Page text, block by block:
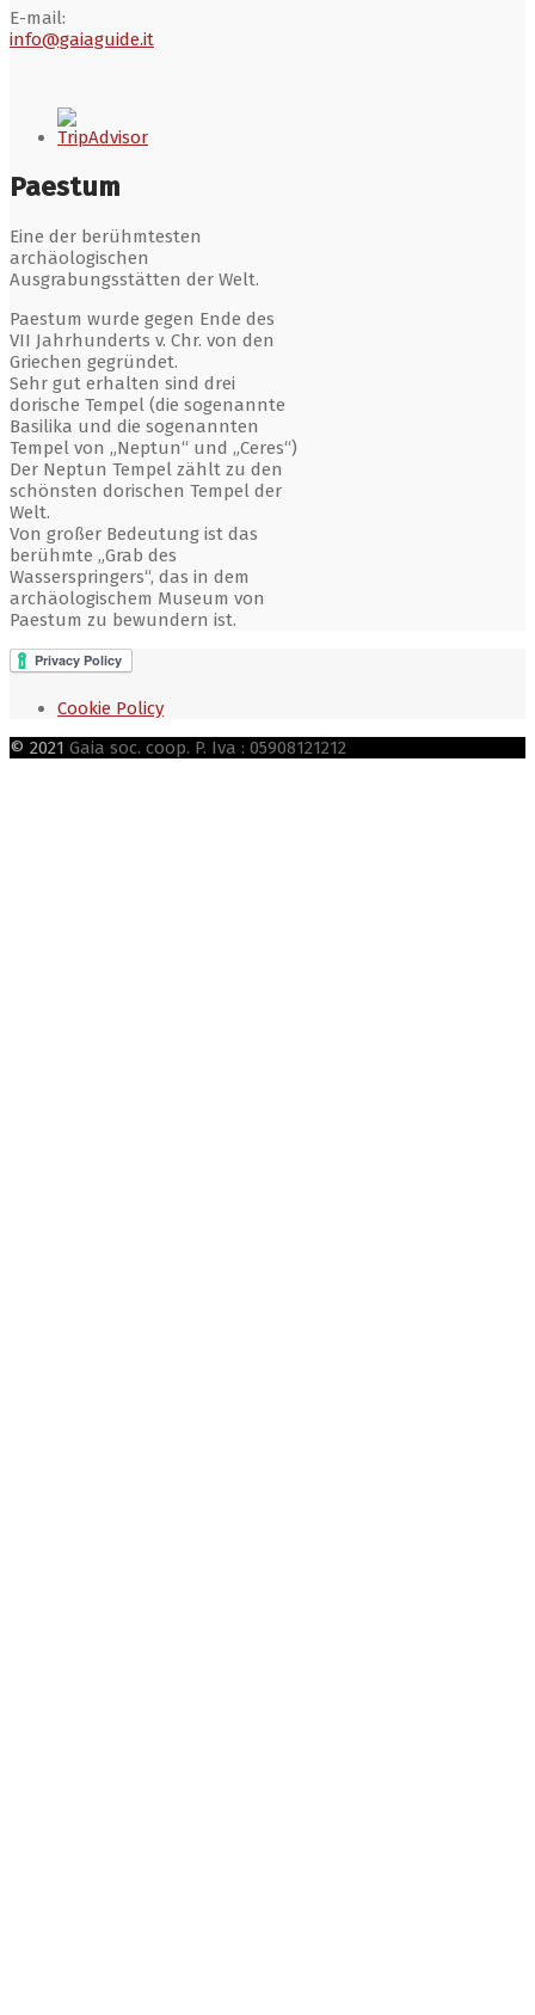
E-mail:
info@gaiaguide.it
Paestum
Eine der berühmtesten
archäologischen
Ausgrabungsstätten der Welt.
Paestum wurde gegen Ende des
VII Jahrhunderts v. Chr. von den
Griechen gegründet.
Sehr gut erhalten sind drei
dorische Tempel (die sogenannte
Basilika und die sogenannten
Tempel von „Neptun“ und „Ceres“)
Der Neptun Tempel zählt zu den
schönsten dorischen Tempel der
Welt.
Von großer Bedeutung ist das
berühmte „Grab des
Wasserspringers“, das in dem
archäologischem Museum von
Paestum zu bewundern ist.
Cookie Policy
© 2021 Gaia soc. coop. P. Iva : 05908121212